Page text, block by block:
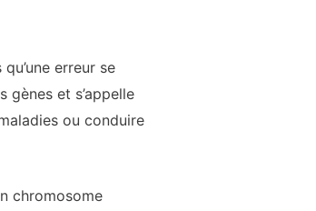
erreur se
gènes et s’appelle
ou conduire
chromosome